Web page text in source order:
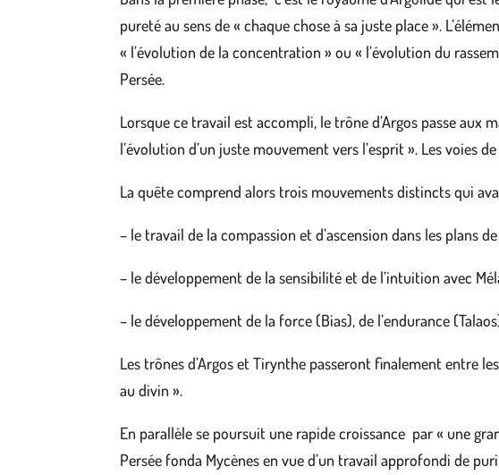
pureté au sens de « chaque chose à sa juste place ».
« l’évolution de la concentration » ou « l’évolution du
Persée.
Lorsque ce travail est accompli, le trône d’Argos passe aux
l’évolution d’un juste mouvement vers l’esprit ». Les voies
La quête comprend alors trois mouvements distincts qui
– le travail de la compassion et d’ascension dans les plans
– le développement de la sensibilité et de l’intuition avec
– le développement de la force (Bias), de l’endurance
Les trônes d’Argos et Tirynthe passeront finalement entre
au divin ».
En parallèle se poursuit une rapide croissance par « une
Persée fonda Mycènes en vue d’un travail approfondi de